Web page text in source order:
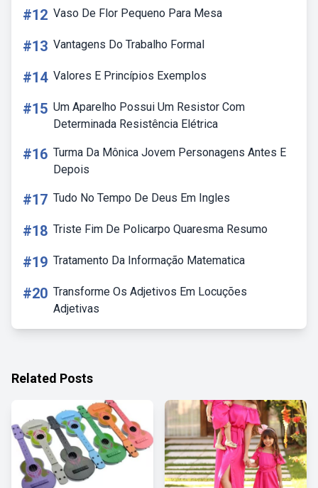
#12 Vaso De Flor Pequeno Para Mesa
#13 Vantagens Do Trabalho Formal
#14 Valores E Princípios Exemplos
#15 Um Aparelho Possui Um Resistor Com
Determinada Resistência Elétrica
#16 Turma Da Mônica Jovem Personagens Antes E
Depois
#17 Tudo No Tempo De Deus Em Ingles
#18 Triste Fim De Policarpo Quaresma Resumo
#19 Tratamento Da Informação Matematica
#20 Transforme Os Adjetivos Em Locuções
Adjetivas
Related Posts